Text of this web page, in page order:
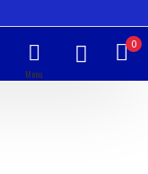
0